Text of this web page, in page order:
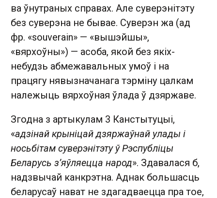
ва ўнутраных справах. Але суверэнітэту
без суверэна не бывае. Суверэн жа (ад
фр. «souverain» — «вышэйшы»,
«вярхоўны») — асоба, якой без якіх-
небудзь абмежавальных умоў і на
працягу нявызначанага тэрміну цалкам
належыць вярхоўная ўлада ў дзяржаве.
Згодна з артыкулам 3 Канстытуцыі,
«адзінай крыніцай дзяржаўнай улады і
носьбітам суверэнітэту ў Рэспубліцы
Беларусь з’яўляецца народ». Здавалася б,
надзвычай канкрэтна. Аднак большасць
беларусаў нават не здагадваецца пра тое,